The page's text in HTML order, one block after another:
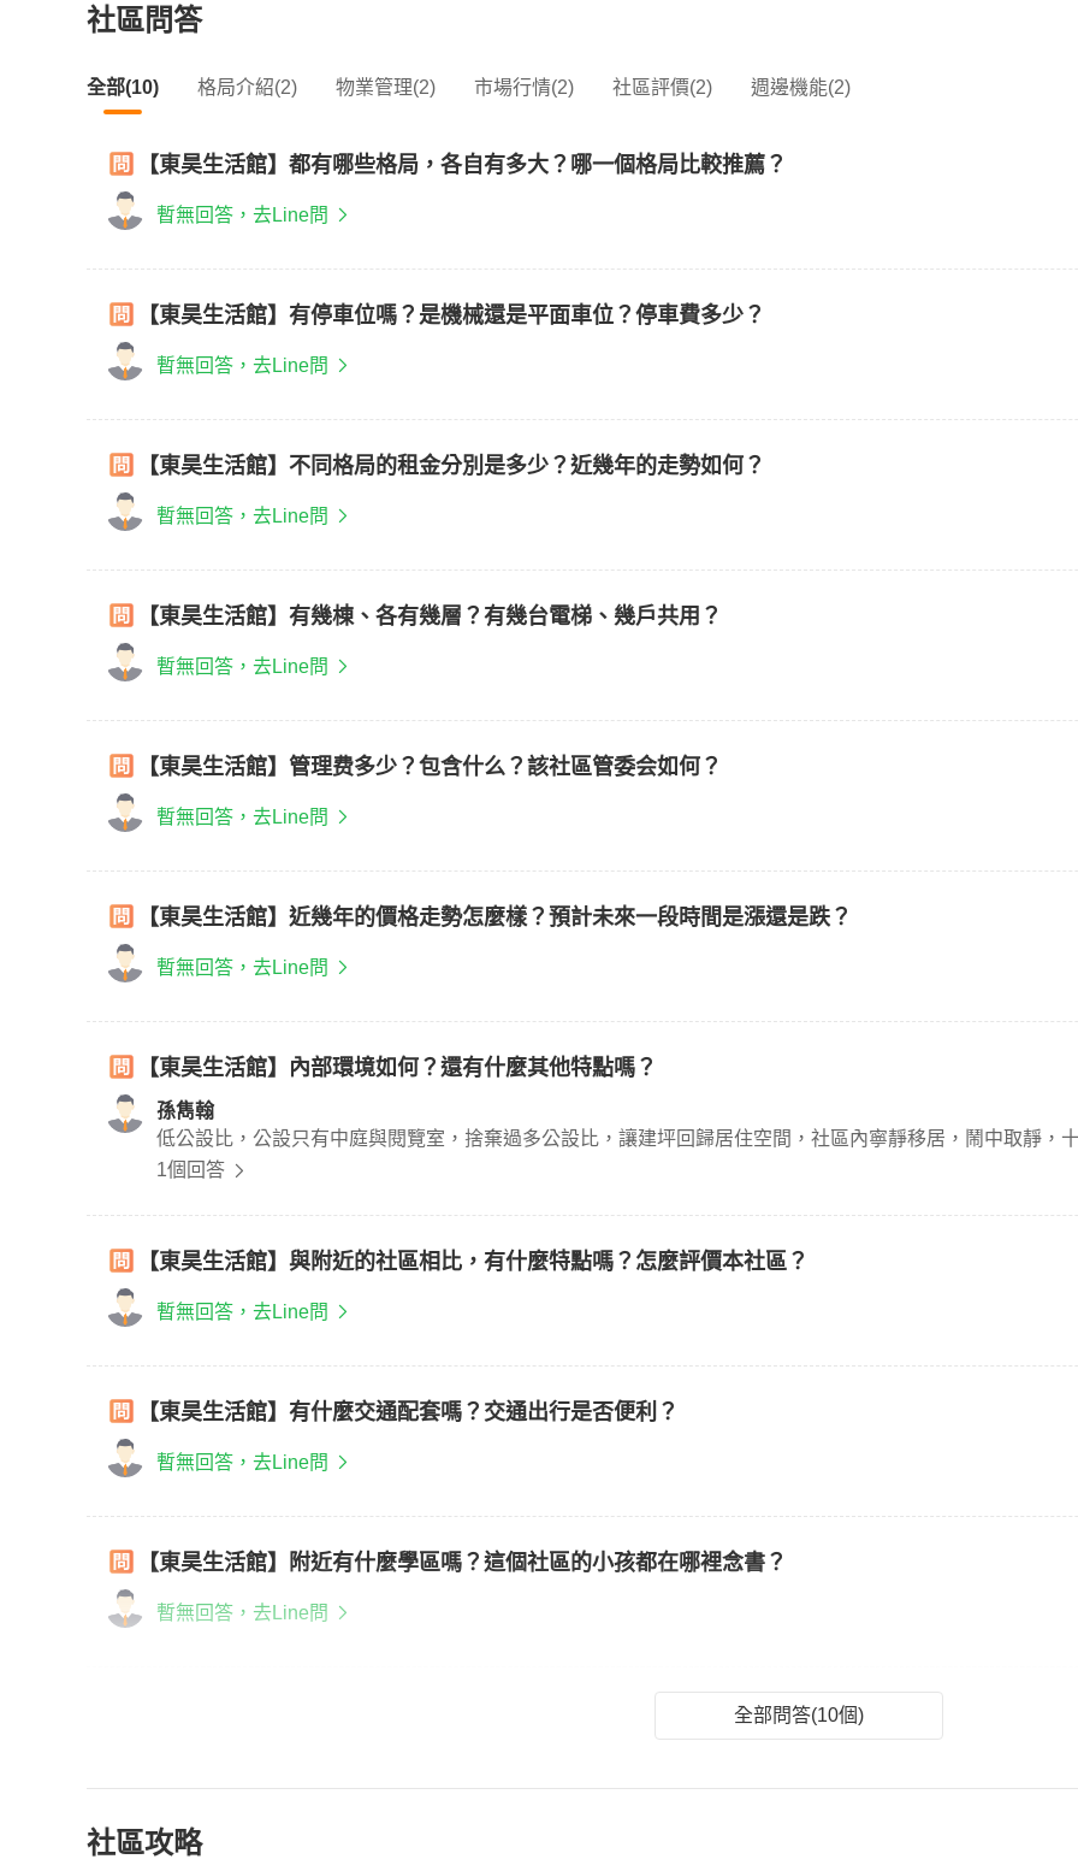
社區問答
全部(10) 格局介紹(2) 物業管理(2) 市場行情(2) 社區評價(2) 週邊機能(2)
【東昊生活館】都有哪些格局，各自有多大？哪一個格局比較推薦？
暫無回答，去Line問
【東昊生活館】有停車位嗎？是機械還是平面車位？停車費多少？
暫無回答，去Line問
【東昊生活館】不同格局的租金分別是多少？近幾年的走勢如何？
暫無回答，去Line問
【東昊生活館】有幾棟、各有幾層？有幾台電梯、幾戶共用？
暫無回答，去Line問
【東昊生活館】管理费多少？包含什么？該社區管委会如何？
暫無回答，去Line問
【東昊生活館】近幾年的價格走勢怎麼樣？預計未來一段時間是漲還是跌？
暫無回答，去Line問
【東昊生活館】內部環境如何？還有什麼其他特點嗎？
孫雋翰
低公設比，公設只有中庭與閱覽室，捨棄過多公設比，讓建坪回歸居住空間，社區內寧靜移居，鬧中取靜，
1個回答
【東昊生活館】與附近的社區相比，有什麼特點嗎？怎麼評價本社區？
暫無回答，去Line問
【東昊生活館】有什麼交通配套嗎？交通出行是否便利？
暫無回答，去Line問
【東昊生活館】附近有什麼學區嗎？這個社區的小孩都在哪裡念書？
暫無回答，去Line問
全部問答(10個)
社區攻略